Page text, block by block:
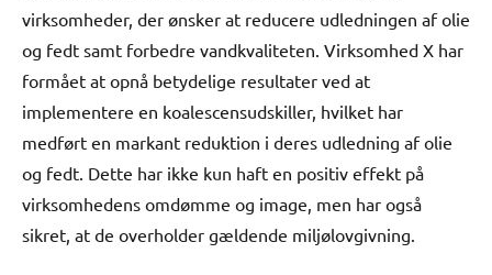
virksomheder, der ønsker at reducere udledningen af olie
og fedt samt forbedre vandkvaliteten. Virksomhed X har
formået at opnå betydelige resultater ved at
implementere en koalescensudskiller, hvilket har
medført en markant reduktion i deres udledning af olie
og fedt. Dette har ikke kun haft en positiv effekt på
virksomhedens omdømme og image, men har også
sikret, at de overholder gældende miljølovgivning.